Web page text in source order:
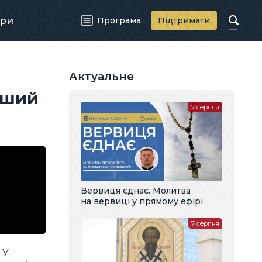
Програма Підтримати
У
Актуальне
Вервиця єднає. Молитва
на вервиці у прямому ефірі
7 серпня
7 серпня